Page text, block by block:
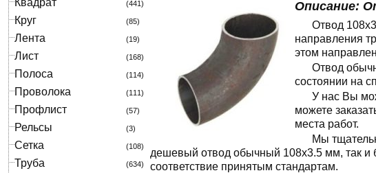
Квадрат (441)
Круг (85)
Лента (19)
Лист (168)
Полоса (114)
Проволока (111)
Профлист (57)
Рельсы (3)
Сетка (108)
Труба (634)
Описание:
Отвод
направления
этом
Отвод
состоянии на
У нас Вы
можете
места работ.
Мы
дешевый отвод обычный 108x3.5 мм, так и
соответствие принятым стандартам.